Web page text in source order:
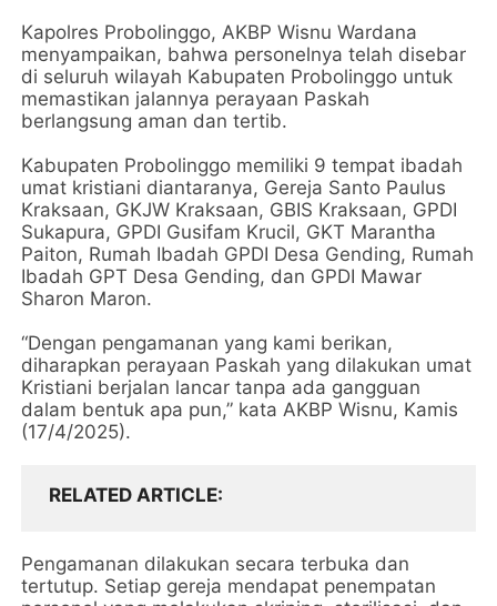
Kapolres Probolinggo, AKBP Wisnu Wardana
menyampaikan, bahwa personelnya telah disebar
di seluruh wilayah Kabupaten Probolinggo untuk
memastikan jalannya perayaan Paskah
berlangsung aman dan tertib.
Kabupaten Probolinggo memiliki 9 tempat ibadah
umat kristiani diantaranya, Gereja Santo Paulus
Kraksaan, GKJW Kraksaan, GBIS Kraksaan, GPDI
Sukapura, GPDI Gusifam Krucil, GKT Marantha
Paiton, Rumah Ibadah GPDI Desa Gending, Rumah
Ibadah GPT Desa Gending, dan GPDI Mawar
Sharon Maron.
“Dengan pengamanan yang kami berikan,
diharapkan perayaan Paskah yang dilakukan umat
Kristiani berjalan lancar tanpa ada gangguan
dalam bentuk apa pun,” kata AKBP Wisnu, Kamis
(17/4/2025).
RELATED ARTICLE
Pengamanan dilakukan secara terbuka dan
tertutup. Setiap gereja mendapat penempatan